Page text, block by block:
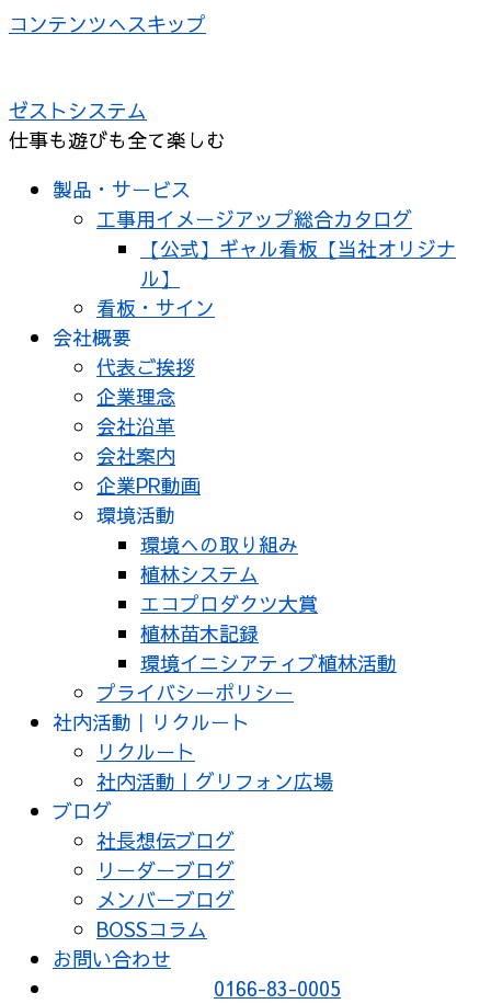
コンテンツへスキップ
ゼストシステム
仕事も遊びも全て楽しむ
製品・サービス
工事用イメージアップ総合カタログ
【公式】ギャル看板【当社オリジナ
ル】
看板・サイン
会社概要
代表ご挨拶
企業理念
会社沿革
会社案内
企業PR動画
環境活動
環境への取り組み
植林システム
エコプロダクツ大賞
植林苗木記録
環境イニシアティブ植林活動
プライバシーポリシー
社内活動｜リクルート
リクルート
社内活動｜グリフォン広場
ブログ
社長想伝ブログ
リーダーブログ
メンバーブログ
BOSSコラム
お問い合わせ
0166-83-0005